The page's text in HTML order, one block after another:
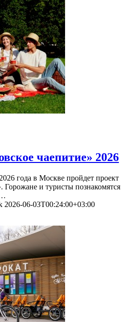
чаепитие» 2026
года в Москве пройдет проект
Горожане и туристы познакомятся
2026-06-03T00:24:00+03:00